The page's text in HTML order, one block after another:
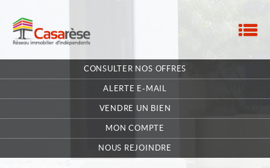
NOTRE RÉSEAU
MA SÉLECTION 0
CONSULTER NOS OFFRES
ALERTE E-MAIL
VENDRE UN BIEN
MON COMPTE
NOUS REJOINDRE